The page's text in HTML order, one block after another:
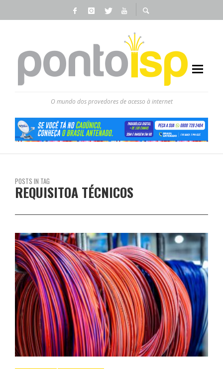
O mundo dos provedores de acesso à internet
POSTS IN TAG
REQUISITOA TÉCNICOS